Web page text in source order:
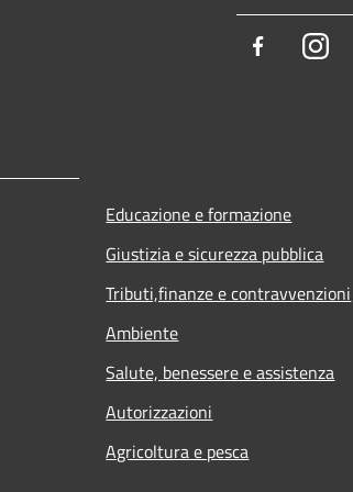
Facebook
Educazione e formazione
Giustizia e sicurezza pubblica
Tributi,finanze e contravvenzioni
Ambiente
Salute, benessere e assistenza
Autorizzazioni
Agricoltura e pesca